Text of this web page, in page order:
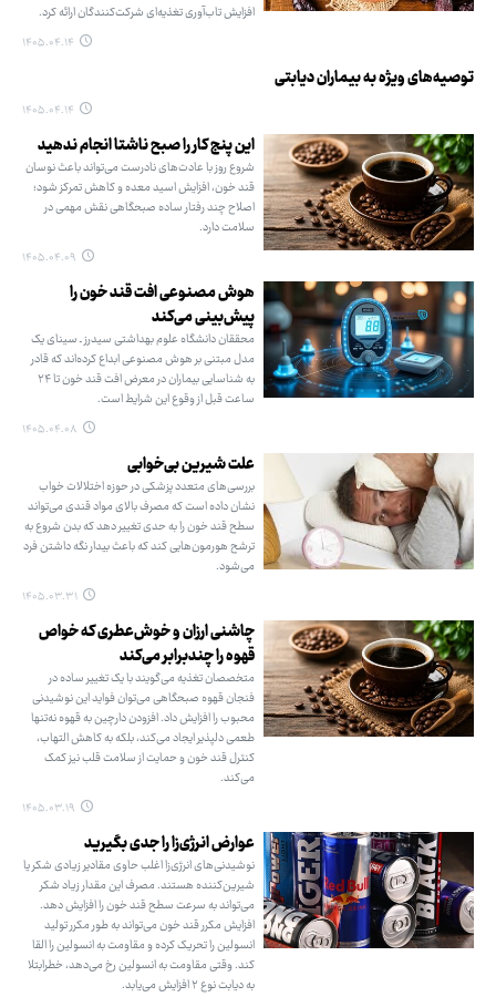
افزایش تاب‌آوری تغذیه‌ای شرکت‌کنندگان ارائه کرد.
۱۴۰۵.۰۴.۱۴
توصیه‌های ویژه به بیماران دیابتی
۱۴۰۵.۰۴.۱۴
این پنج کار را صبح ناشتا انجام ندهید
شروع روز با عادت‌های نادرست می‌تواند باعث نوسان
قند خون، افزایش اسید معده و کاهش تمرکز شود؛
اصلاح چند رفتار ساده صبحگاهی نقش مهمی در
سلامت دارد.
۱۴۰۵.۰۴.۰۹
هوش مصنوعی افت قند خون را
پیش‌بینی می‌کند
محققان دانشگاه علوم بهداشتی سیدرز ـ سینای یک
مدل مبتنی بر هوش مصنوعی ابداع کرده‌اند که قادر
به شناسایی بیماران در معرض افت قند خون تا ۲۴
ساعت قبل از وقوع این شرایط است.
۱۴۰۵.۰۴.۰۸
علت شیرین بی‌خوابی
بررسی‌های متعدد پزشکی در حوزه اختلالات خواب
نشان داده است که مصرف بالای مواد قندی می‌تواند
سطح قند خون را به حدی تغییر دهد که بدن شروع به
ترشح هورمون‌هایی کند که باعث بیدار نگه داشتن فرد
می‌شود.
۱۴۰۵.۰۳.۳۱
چاشنی ارزان و خوش‌عطری که خواص
قهوه را چندبرابر می‌کند
متخصصان تغذیه می‌گویند با یک تغییر ساده در
فنجان قهوه صبحگاهی می‌توان فواید این نوشیدنی
محبوب را افزایش داد. افزودن دارچین به قهوه نه‌تنها
طعمی دلپذیر ایجاد می‌کند، بلکه به کاهش التهاب،
کنترل قند خون و حمایت از سلامت قلب نیز کمک
می‌کند.
۱۴۰۵.۰۳.۱۹
عوارض انرژی‌زا را جدی بگیرید
نوشیدنی‌های انرژی‌زا اغلب حاوی مقادیر زیادی شکر یا
شیرین‌کننده هستند. مصرف این مقدار زیاد شکر
می‌تواند به سرعت سطح قند خون را افزایش دهد.
افزایش مکرر قند خون می‌تواند به طور مکرر تولید
انسولین را تحریک کرده و مقاومت به انسولین را القا
کند. وقتی مقاومت به انسولین رخ می‌دهد، خطرابتلا
به دیابت نوع ۲ افزایش می‌یابد.